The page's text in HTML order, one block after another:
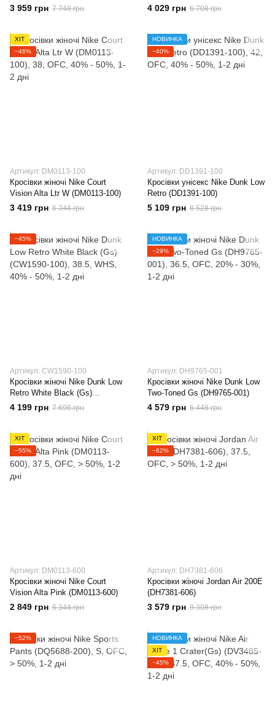
3 959 грн 7 748 грн 4 029 грн 6 708 грн
ХІТ
−46%
Артикул: DM0113-100
Кросівки жіночі Nike Court
Vision Alta Ltr W (DM0113-100)
3 419 грн 6 344 грн
НОВИНКА
−40%
Артикул: DD1391-100
Кросівки унісекс Nike Dunk Low
Retro (DD1391-100)
5 109 грн 8 528 грн
−45%
Артикул: CW1590-100
Кросівки жіночі Nike Dunk Low
Retro White Black (Gs)
(CW1590-100)
4 199 грн 7 696 грн
НОВИНКА
−29%
Артикул: DH9765-001
Кросівки жіночі Nike Dunk Low
Two-Toned Gs (DH9765-001)
4 579 грн 6 448 грн
ХІТ
−55%
Артикул: DM0113-600
Кросівки жіночі Nike Court
Vision Alta Pink (DM0113-600)
2 849 грн 6 344 грн
ХІТ
−62%
Артикул: DH7381-606
Кросівки жіночі Jordan Air 200E
(DH7381-606)
3 579 грн 9 308 грн
−52%
НОВИНКА
ХІТ
−45%